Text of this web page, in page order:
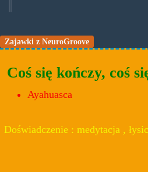
Zajawki z NeuroGroove
Coś się kończy, coś
Ayahuasca
Doświadczenie : medytacja ,